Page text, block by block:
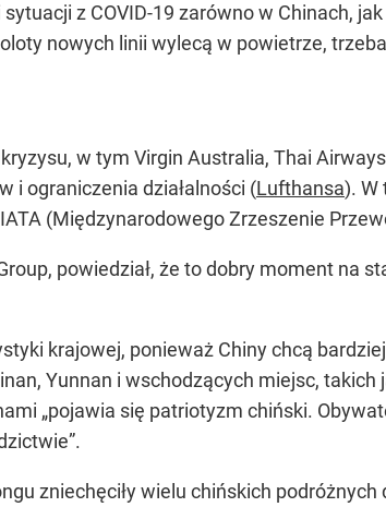
z COVID-19 zarówno w Chinach,
nowych linii wylecą w powietrze,
w tym Virgin Australia, Thai
i ograniczenia działalności (Lufthansa). W
(Międzynarodowego Zrzeszenie
powiedział, że to dobry moment na
krajowej, ponieważ Chiny chcą
Yunnan i wschodzących miejsc, takich
„pojawia się patriotyzm chiński.
zniechęciły wielu chińskich podróżnych